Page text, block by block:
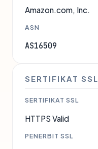
Amazon.com, Inc.
ASN
AS16509
SERTIFIKAT SSL
SERTIFIKAT SSL
HTTPS Valid
PENERBIT SSL